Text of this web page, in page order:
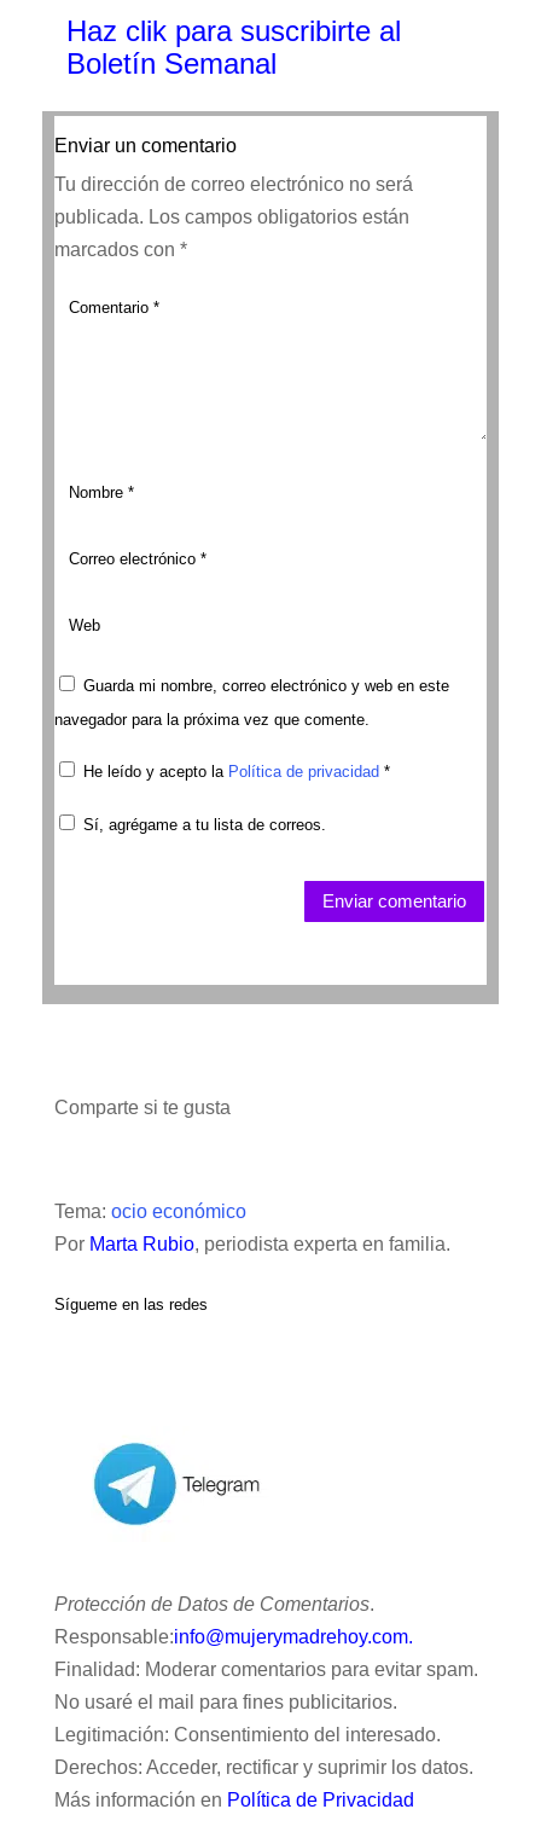
Haz clik para suscribirte al
Boletín Semanal
Enviar un comentario
Tu dirección de correo electrónico no será
publicada. Los campos obligatorios están
marcados con *
Guarda mi nombre, correo electrónico y web en este
navegador para la próxima vez que comente.
He leído y acepto la Política de privacidad *
Sí, agrégame a tu lista de correos.
Enviar comentario
Comparte si te gusta
Tema: ocio económico
Por Marta Rubio, periodista experta en familia.
Sígueme en las redes
Protección de Datos de Comentarios.
Responsable:info@mujerymadrehoy.com.
Finalidad: Moderar comentarios para evitar spam.
No usaré el mail para fines publicitarios.
Legitimación: Consentimiento del interesado.
Derechos: Acceder, rectificar y suprimir los datos.
Más información en Política de Privacidad